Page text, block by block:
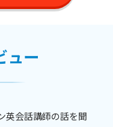
ュー
英会話講師の話を聞